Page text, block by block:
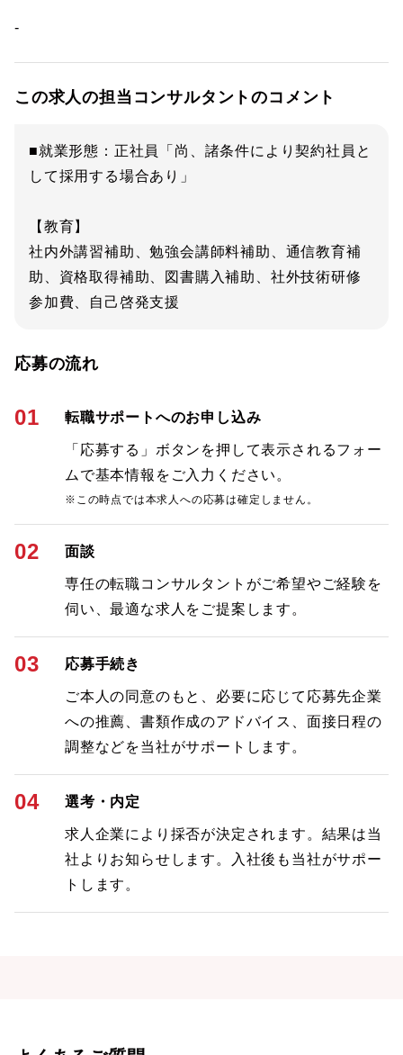
-
この求人の担当コンサルタントのコメント
■就業形態：正社員「尚、諸条件により契約社員と
して採用する場合あり」
【教育】
社内外講習補助、勉強会講師料補助、通信教育補
助、資格取得補助、図書購入補助、社外技術研修
参加費、自己啓発支援
応募の流れ
01 転職サポートへのお申し込み
「応募する」ボタンを押して表示されるフォー
ムで基本情報をご入力ください。
※この時点では本求人への応募は確定しません。
02 面談
専任の転職コンサルタントがご希望やご経験を
伺い、最適な求人をご提案します。
03 応募手続き
ご本人の同意のもと、必要に応じて応募先企業
への推薦、書類作成のアドバイス、面接日程の
調整などを当社がサポートします。
04 選考・内定
求人企業により採否が決定されます。結果は当
社よりお知らせします。入社後も当社がサポー
トします。